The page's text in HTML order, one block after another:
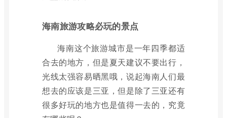
海南旅游攻略必玩的景点
海南这个旅游城市是一年四季都适
合去的地方，但是夏天建议不要出行，
光线太强容易晒黑哦，说起海南人们最
想去的应该是三亚，但是除了三亚还有
很多好玩的地方也是值得一去的，究竟